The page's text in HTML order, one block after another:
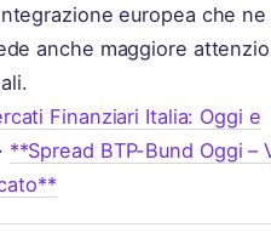
europea che ne
anche maggiore
Finanziari Italia: Oggi e
· **Spread BTP-Bund Oggi –